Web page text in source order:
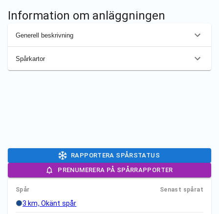
Information om anläggningen
Generell beskrivning
Spårkartor
RAPPORTERA SPÅRSTATUS
PRENUMERERA PÅ SPÅRRAPPORTER
Spår Senast spårat
3 km, Okänt spår